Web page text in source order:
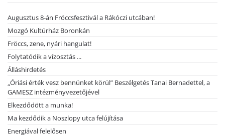
Augusztus 8-án Fröccsfesztivál a Rákóczi utcában!
Mozgó Kultúrház Boronkán
Fröccs, zene, nyári hangulat!
Folytatódik a vízosztás ...
Álláshirdetés
„Óriási érték vesz bennünket körül” Beszélgetés Tanai Bernadettel, a
GAMESZ intézményvezetőjével
Elkezdődött a munka!
Ma kezdődik a Noszlopy utca felújítása
Energiával felelősen